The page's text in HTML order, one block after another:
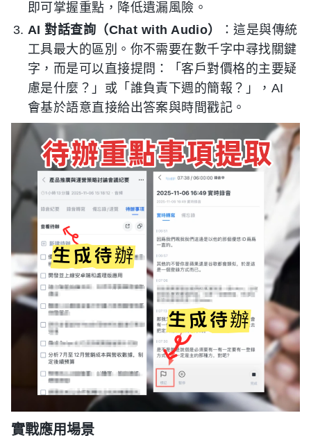
即可掌握重點，降低遺漏風險。
AI 對話查詢（Chat with Audio）
：這是與傳統
工具最大的區別。你不需要在數千字中尋找關鍵
字，而是可以直接提問：「客戶對價格的主要疑
慮是什麼？」或「誰負責下週的簡報？」，AI
會基於語意直接給出答案與時間戳記。
實戰應用場景